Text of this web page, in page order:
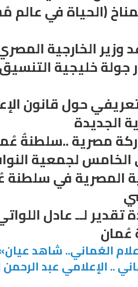
(الحياة في
وزير الخارجية
جولة خليجية
حول قانون
الجديدة
مصرية ..سلطنةُ
لجمعية
المصرية في سلطنة
تقدير لــ عادل
عُمان
العُماني.. شاهد
.. الإعلامي عبد